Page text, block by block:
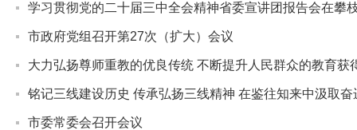
学习贯彻党的二十届三中全会精神省委宣讲团报告会在攀
市政府党组召开第27次（扩大）会议
大力弘扬尊师重教的优良传统 不断提升人民群众的教育获
铭记三线建设历史 传承弘扬三线精神 在鉴往知来中汲取
市委常委会召开会议